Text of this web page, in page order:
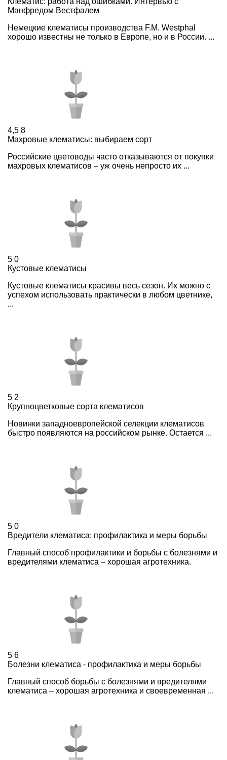
Манфредом Вестфалем
Немецкие клематисы производства F.M. Westphal
хорошо известны не только в Европе, но и в России. ...
4,5 8
Махровые клематисы: выбираем сорт
Российские цветоводы часто отказываются от покупки
махровых клематисов – уж очень непросто их ...
5 0
Кустовые клематисы
Кустовые клематисы красивы весь сезон. Их можно с
успехом использовать практически в любом цветнике,
...
5 2
Крупноцветковые сорта клематисов
Новинки западноевропейской селекции клематисов
быстро появляются на российском рынке. Остается ...
5 0
Вредители клематиса: профилактика и меры борьбы
Главный способ профилактики и борьбы с болезнями и
вредителями клематиса – хорошая агротехника.
5 6
Болезни клематиса - профилактика и меры борьбы
Главный способ борьбы с болезнями и вредителями
клематиса – хорошая агротехника и своевременная ...